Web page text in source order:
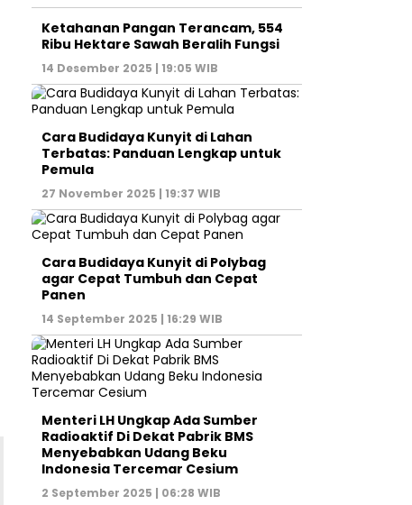
Ketahanan Pangan Terancam, 554
Ribu Hektare Sawah Beralih Fungsi
14 Desember 2025 | 19:05 WIB
Cara Budidaya Kunyit di Lahan
Terbatas: Panduan Lengkap untuk
Pemula
27 November 2025 | 19:37 WIB
Cara Budidaya Kunyit di Polybag
agar Cepat Tumbuh dan Cepat
Panen
14 September 2025 | 16:29 WIB
Menteri LH Ungkap Ada Sumber
Radioaktif Di Dekat Pabrik BMS
Menyebabkan Udang Beku
Indonesia Tercemar Cesium
2 September 2025 | 06:28 WIB